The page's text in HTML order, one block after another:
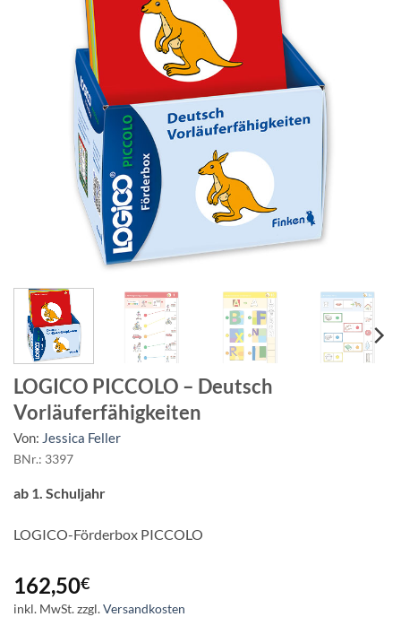
LOGICO PICCOLO – Deutsch
Vorläuferfähigkeiten
Von: Jessica Feller
BNr.: 3397
162,50€
inkl. MwSt.zzgl.Versandkosten
ab 1. Schuljahr
LOGICO-Förderbox PICCOLO